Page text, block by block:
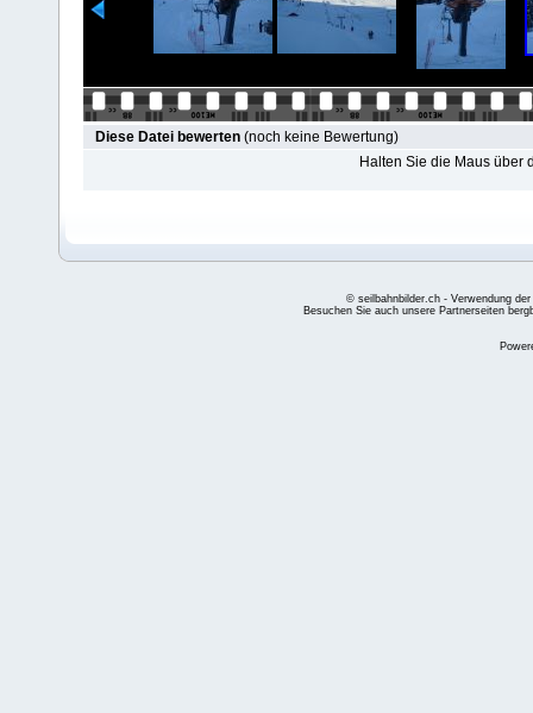
Diese Datei bewerten (noch keine Bewertung)
Halten Sie die Maus über
© seilbahnbilder.ch - Verwendung
Besuchen Sie auch unsere Partnerseiten